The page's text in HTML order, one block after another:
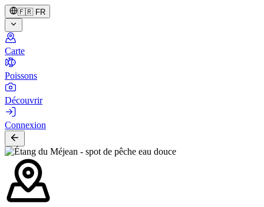
🇫🇷 FR
Carte
Poissons
Découvrir
Connexion